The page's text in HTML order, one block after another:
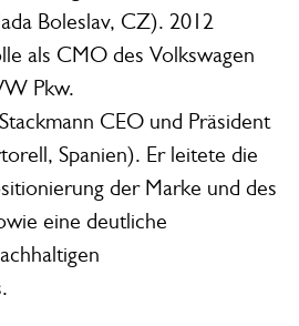
Boleslav, CZ). 2012
als CMO des Volkswagen
Pkw.
CEO und Präsident
Spanien). Er leitete die
der Marke und des
eine deutliche